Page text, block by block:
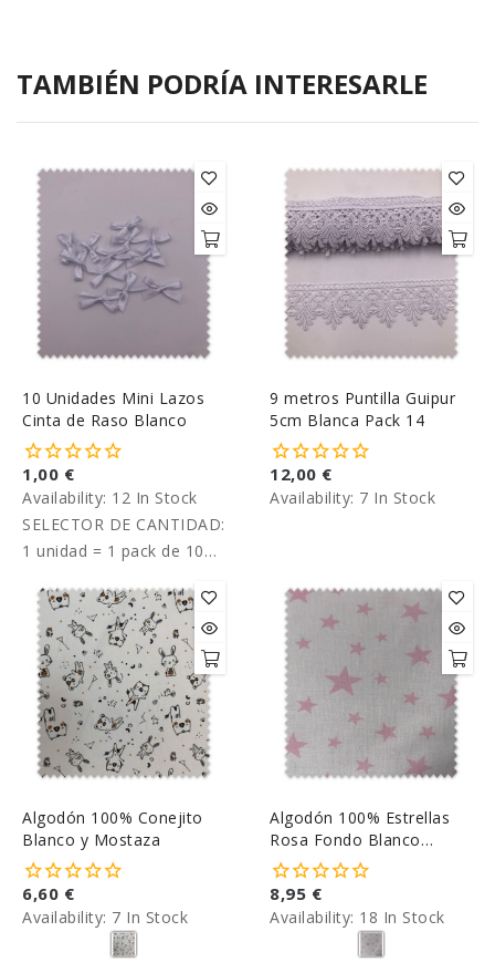
TAMBIÉN PODRÍA INTERESARLE
10 Unidades Mini Lazos
Cinta de Raso Blanco
1,00 €
Availability: 12 In Stock
SELECTOR DE CANTIDAD:
1 unidad = 1 pack de 10
10.
9 metros Puntilla Guipur
5cm Blanca Pack 14
12,00 €
Availability: 7 In Stock
Algodón 100% Conejito
Blanco y Mostaza
6,60 €
Availability: 7 In Stock
Algodón 100% Estrellas
Rosa Fondo Blanco
2,80m Ancho
8,95 €
Availability: 18 In Stock